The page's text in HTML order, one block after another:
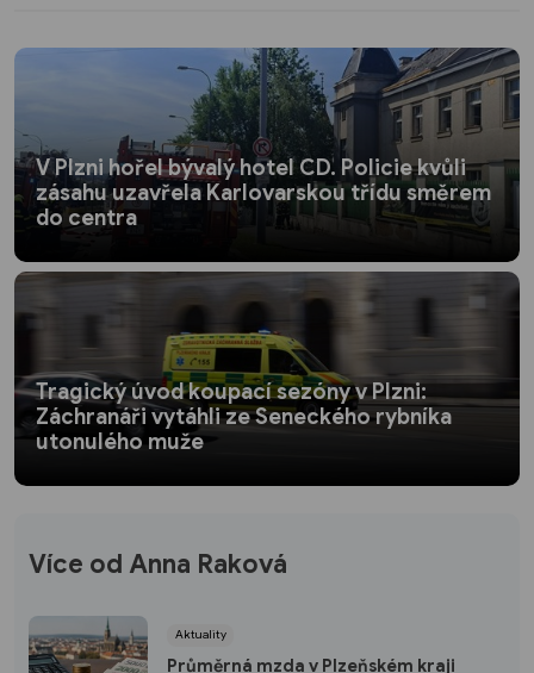
V Plzni hořel bývalý hotel CD. Policie kvůli
zásahu uzavřela Karlovarskou třídu směrem
do centra
Tragický úvod koupací sezóny v Plzni:
Záchranáři vytáhli ze Seneckého rybníka
utonulého muže
Více od Anna Raková
Aktuality
Průměrná mzda v Plzeňském kraji